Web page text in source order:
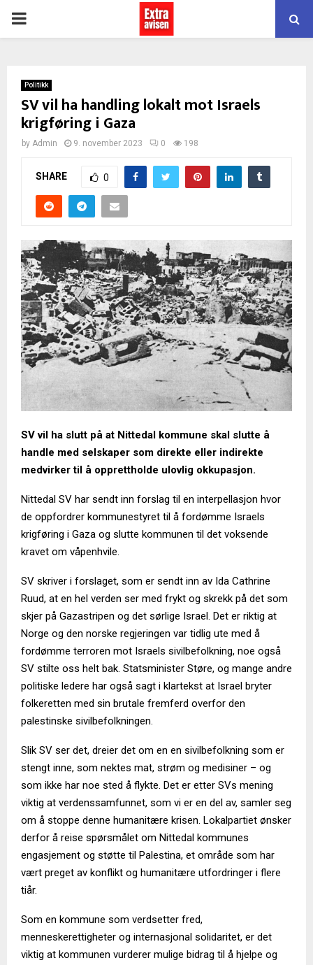
PRIMARY
Politikk
SV vil ha handling lokalt mot Israels
krigføring i Gaza
by Admin 9. november 2023 0 198
SHARE 0
SV vil ha slutt på at Nittedal kommune skal slutte å
handle med selskaper som direkte eller indirekte
medvirker til å opprettholde ulovlig okkupasjon.
Nittedal SV har sendt inn forslag til en interpellasjon hvor
de oppfordrer kommunestyret til å fordømme Israels
krigføring i Gaza og slutte kommunen til det voksende
kravet om våpenhvile.
SV skriver i forslaget, som er sendt inn av Ida Cathrine
Ruud, at en hel verden ser med frykt og skrekk på det som
skjer på Gazastripen og det sørlige Israel. Det er riktig at
Norge og den norske regjeringen var tidlig ute med å
fordømme terroren mot Israels sivilbefolkning, noe også
SV stilte oss helt bak. Statsminister Støre, og mange andre
politiske ledere har også sagt i klartekst at Israel bryter
folkeretten med sin brutale fremferd overfor den
palestinske sivilbefolkningen.
Slik SV ser det, dreier det om en en sivilbefolkning som er
stengt inne, som nektes mat, strøm og medisiner – og
som ikke har noe sted å flykte. Det er etter SVs mening
viktig at verdenssamfunnet, som vi er en del av, samler seg
om å stoppe denne humanitære krisen. Lokalpartiet ønsker
derfor å reise spørsmålet om Nittedal kommunes
engasjement og støtte til Palestina, et område som har
vært preget av konflikt og humanitære utfordringer i flere
tiår.
Som en kommune som verdsetter fred,
menneskerettigheter og internasjonal solidaritet, er det
viktig at kommunen vurderer mulige bidrag til å hjelpe og